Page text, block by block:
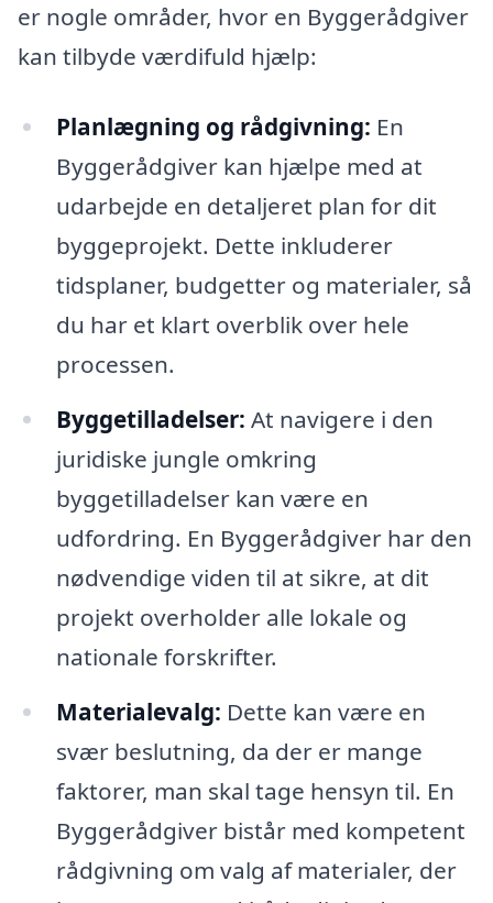
er nogle områder, hvor en Byggerådgiver
kan tilbyde værdifuld hjælp:
Planlægning og rådgivning: En
Byggerådgiver kan hjælpe med at
udarbejde en detaljeret plan for dit
byggeprojekt. Dette inkluderer
tidsplaner, budgetter og materialer, så
du har et klart overblik over hele
processen.
Byggetilladelser: At navigere i den
juridiske jungle omkring
byggetilladelser kan være en
udfordring. En Byggerådgiver har den
nødvendige viden til at sikre, at dit
projekt overholder alle lokale og
nationale forskrifter.
Materialevalg: Dette kan være en
svær beslutning, da der er mange
faktorer, man skal tage hensyn til. En
Byggerådgiver bistår med kompetent
rådgivning om valg af materialer, der